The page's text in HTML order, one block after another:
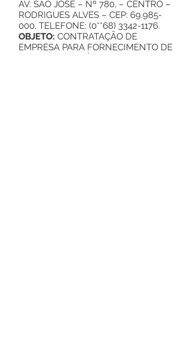
AV. SÃO JOSÉ – Nº 780, – CENTRO –
RODRIGUES ALVES – CEP: 69.985-
000, TELEFONE: (0**68) 3342-1176.
OBJETO: CONTRATAÇÃO DE
EMPRESA PARA FORNECIMENTO DE